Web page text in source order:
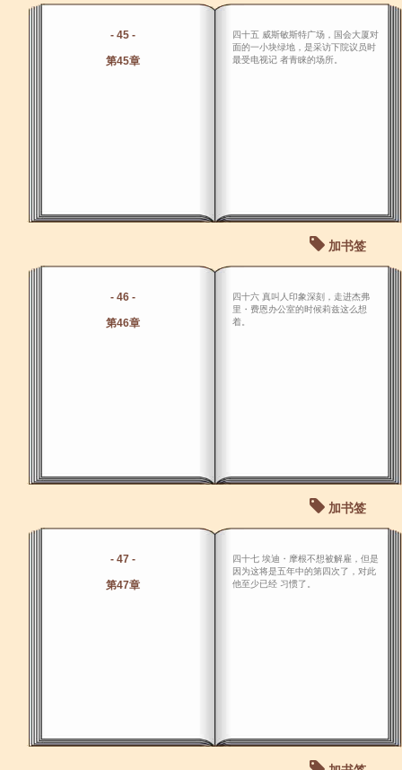
- 45 -
第45章
四十五 威斯敏斯特广场，国会大厦对
面的一小块绿地，是采访下院议员时
最受电视记 者青睐的场所。
加书签
- 46 -
第46章
四十六 真叫人印象深刻，走进杰弗
里・费恩办公室的时候莉兹这么想
着。
加书签
- 47 -
第47章
四十七 埃迪・摩根不想被解雇，但是
因为这将是五年中的第四次了，对此
他至少已经 习惯了。